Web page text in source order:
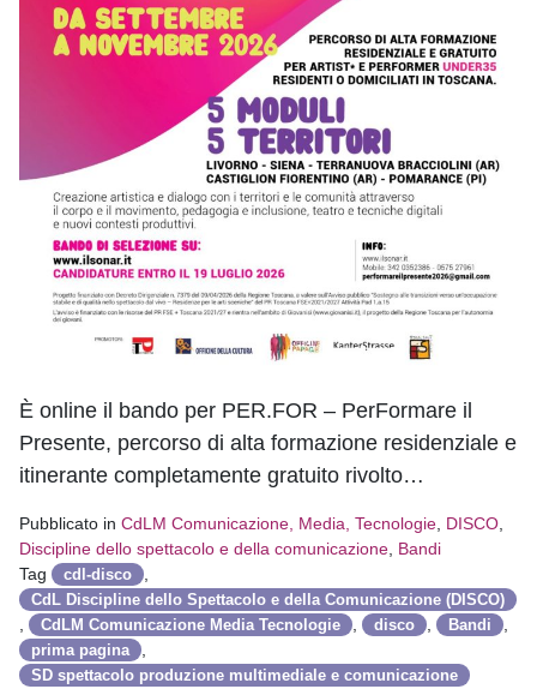
È online il bando per PER.FOR – PerFormare il
Presente, percorso di alta formazione residenziale e
itinerante completamente gratuito rivolto…
Pubblicato in CdLM Comunicazione, Media, Tecnologie DISCO
Discipline dello spettacolo e della comunicazione Bandi
Tag
cdl-disco
CdL Discipline dello Spettacolo e della Comunicazione (DISCO)
CdLM Comunicazione Media Tecnologie disco Bandi
prima pagina
SD spettacolo produzione multimediale e comunicazione